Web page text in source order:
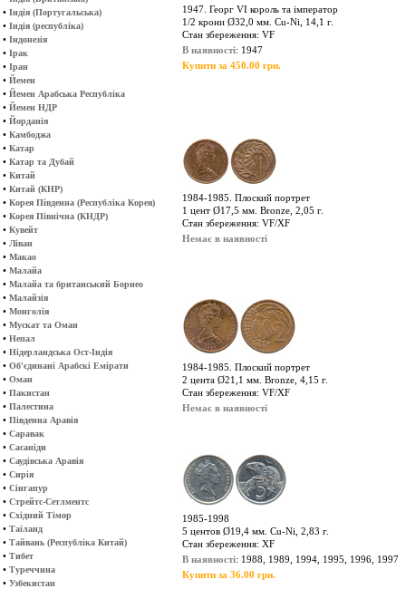
• Індія (Португальська)
• Індія (республіка)
• Індонезія
• Ірак
• Іран
• Йемен
• Йемен Арабська Республіка
• Йемен НДР
• Йорданія
• Камбоджа
• Катар
• Катар та Дубай
• Китай
• Китай (КНР)
• Корея Південна (Республіка Корея)
• Корея Північна (КНДР)
• Кувейт
• Ліван
• Макао
• Малайа
• Малайа та британський Борнео
• Малайзія
• Монголія
• Мускат та Оман
• Непал
• Нідерландська Ост-Індія
• Об'єдинані Арабскі Емірати
• Оман
• Пакистан
• Палестина
• Південна Аравія
• Саравак
• Сасаніди
• Саудівська Аравія
• Сирія
• Сінгапур
• Стрейтс-Сетлментс
• Східний Тімор
• Таїланд
• Тайвань (Республіка Китай)
• Тибет
• Туреччина
• Узбекистан
1947. Георг VI король та імператор
1/2 крони Ø32,0 мм. Cu-Ni, 14,1 г.
Стан збереження: VF
В наявності: 1947
Купити за 450.00 грн.
1984-1985. Плоский портрет
1 цент Ø17,5 мм. Bronze, 2,05 г.
Стан збереження: VF/XF
Немає в наявності
1984-1985. Плоский портрет
2 цента Ø21,1 мм. Bronze, 4,15 г.
Стан збереження: VF/XF
Немає в наявності
1985-1998
5 центов Ø19,4 мм. Cu-Ni, 2,83 г.
Стан збереження: XF
В наявності: 1988, 1989, 1994, 1995, 1996, 1997
Купити за 36.00 грн.